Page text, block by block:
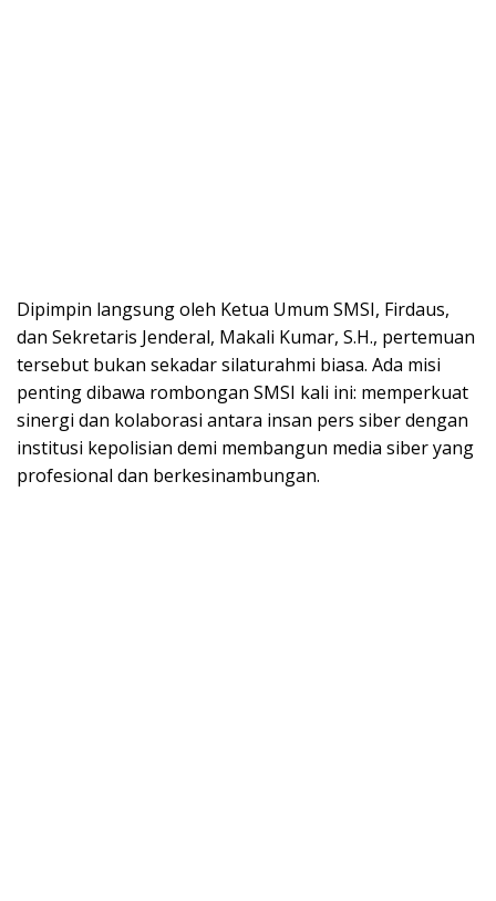
Dipimpin langsung oleh Ketua Umum SMSI, Firdaus,
dan Sekretaris Jenderal, Makali Kumar, S.H., pertemuan
tersebut bukan sekadar silaturahmi biasa. Ada misi
penting dibawa rombongan SMSI kali ini: memperkuat
sinergi dan kolaborasi antara insan pers siber dengan
institusi kepolisian demi membangun media siber yang
profesional dan berkesinambungan.